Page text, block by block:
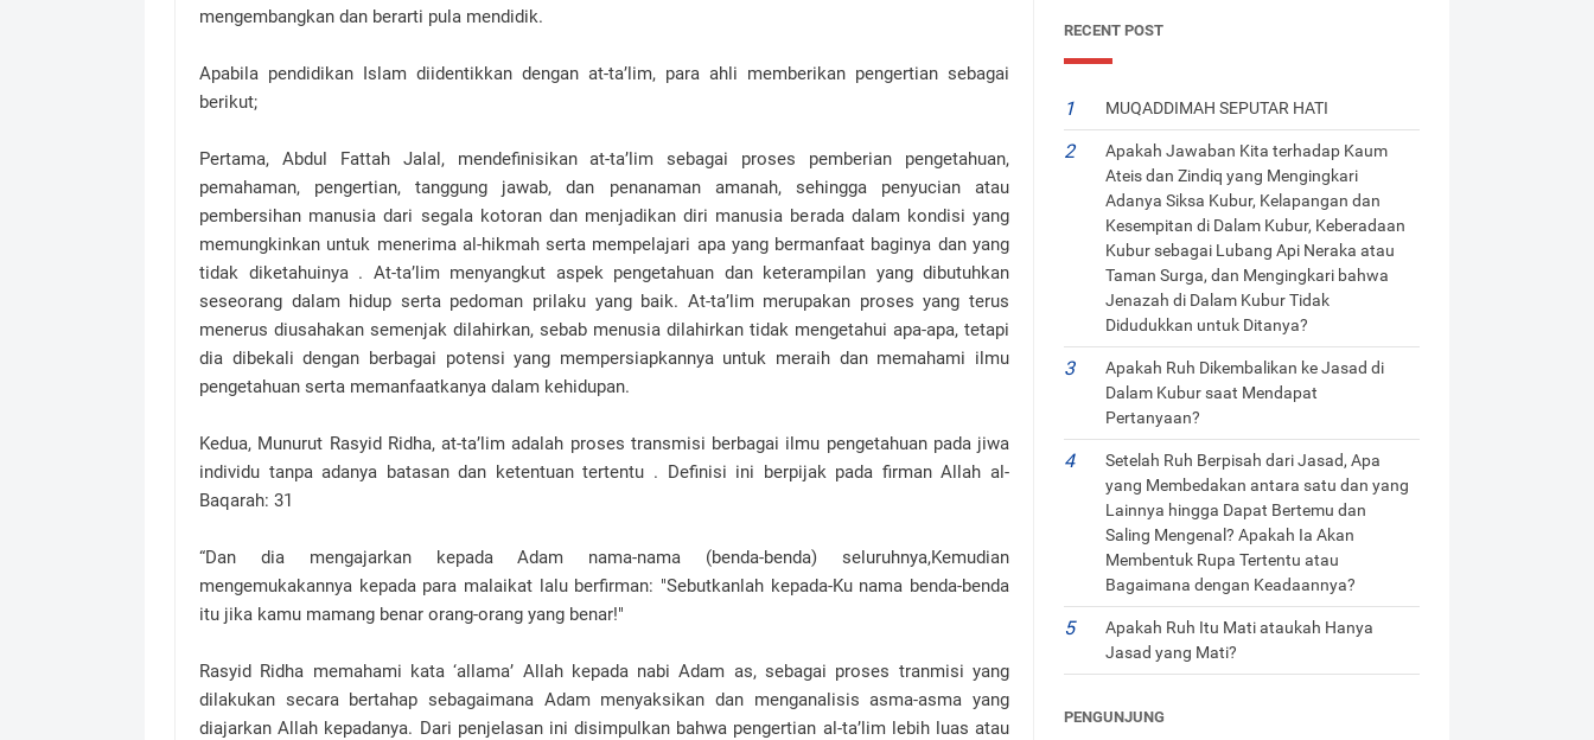
mengembangkan dan berarti pula mendidik.
Apabila pendidikan Islam diidentikkan dengan at-ta’lim, para ahli memberikan pengertian sebagai
berikut;
Pertama, Abdul Fattah Jalal, mendefinisikan at-ta’lim sebagai proses pemberian pengetahuan,
pemahaman, pengertian, tanggung jawab, dan penanaman amanah, sehingga penyucian atau
pembersihan manusia dari segala kotoran dan menjadikan diri manusia berada dalam kondisi yang
memungkinkan untuk menerima al-hikmah serta mempelajari apa yang bermanfaat baginya dan yang
tidak diketahuinya . At-ta’lim menyangkut aspek pengetahuan dan keterampilan yang dibutuhkan
seseorang dalam hidup serta pedoman prilaku yang baik. At-ta’lim merupakan proses yang terus
menerus diusahakan semenjak dilahirkan, sebab menusia dilahirkan tidak mengetahui apa-apa, tetapi
dia dibekali dengan berbagai potensi yang mempersiapkannya untuk meraih dan memahami ilmu
pengetahuan serta memanfaatkanya dalam kehidupan.
Kedua, Munurut Rasyid Ridha, at-ta’lim adalah proses transmisi berbagai ilmu pengetahuan pada jiwa
individu tanpa adanya batasan dan ketentuan tertentu . Definisi ini berpijak pada firman Allah al-
Baqarah: 31
“Dan dia mengajarkan kepada Adam nama-nama (benda-benda) seluruhnya,Kemudian
mengemukakannya kepada para malaikat lalu berfirman: "Sebutkanlah kepada-Ku nama benda-benda
itu jika kamu mamang benar orang-orang yang benar!"
Rasyid Ridha memahami kata ‘allama’ Allah kepada nabi Adam as, sebagai proses tranmisi yang
dilakukan secara bertahap sebagaimana Adam menyaksikan dan menganalisis asma-asma yang
diajarkan Allah kepadanya. Dari penjelasan ini disimpulkan bahwa pengertian al-ta’lim lebih luas atau
RECENT POST
MUQADDIMAH SEPUTAR HATI
Apakah Jawaban Kita terhadap Kaum
Ateis dan Zindiq yang Mengingkari
Adanya Siksa Kubur, Kelapangan dan
Kesempitan di Dalam Kubur, Keberadaan
Kubur sebagai Lubang Api Neraka atau
Taman Surga, dan Mengingkari bahwa
Jenazah di Dalam Kubur Tidak
Didudukkan untuk Ditanya?
Apakah Ruh Dikembalikan ke Jasad di
Dalam Kubur saat Mendapat
Pertanyaan?
Setelah Ruh Berpisah dari Jasad, Apa
yang Membedakan antara satu dan yang
Lainnya hingga Dapat Bertemu dan
Saling Mengenal? Apakah Ia Akan
Membentuk Rupa Tertentu atau
Bagaimana dengan Keadaannya?
Apakah Ruh Itu Mati ataukah Hanya
Jasad yang Mati?
PENGUNJUNG